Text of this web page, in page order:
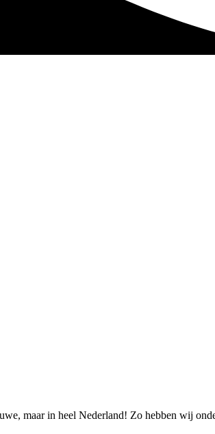
maar in heel Nederland! Zo hebben wij